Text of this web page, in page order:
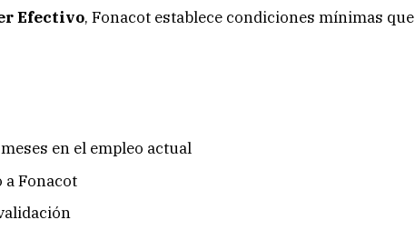
Efectivo, Fonacot establece condiciones mínimas que
en el empleo actual
a Fonacot